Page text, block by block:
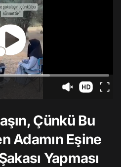
Çünkü Bu
Adamın Eşine
Yapması